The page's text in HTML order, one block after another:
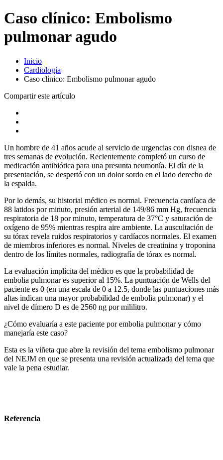
Caso clínico: Embolismo
pulmonar agudo
Inicio
Cardiología
Caso clínico: Embolismo pulmonar agudo
Compartir este artículo
Un hombre de 41 años acude al servicio de urgencias con disnea de
tres semanas de evolución. Recientemente completó un curso de
medicación antibiótica para una presunta neumonía. El día de la
presentación, se despertó con un dolor sordo en el lado derecho de
la espalda.
Por lo demás, su historial médico es normal. Frecuencia cardíaca de
88 latidos por minuto, presión arterial de 149/86 mm Hg, frecuencia
respiratoria de 18 por minuto, temperatura de 37°C y saturación de
oxígeno de 95% mientras respira aire ambiente. La auscultación de
su tórax revela ruidos respiratorios y cardíacos normales. El examen
de miembros inferiores es normal. Niveles de creatinina y troponina
dentro de los límites normales, radiografía de tórax es normal.
La evaluación implícita del médico es que la probabilidad de
embolia pulmonar es superior al 15%. La puntuación de Wells del
paciente es 0 (en una escala de 0 a 12.5, donde las puntuaciones más
altas indican una mayor probabilidad de embolia pulmonar) y el
nivel de dímero D es de 2560 ng por mililitro.
¿Cómo evaluaría a este paciente por embolia pulmonar y cómo
manejaría este caso?
Esta es la viñeta que abre la revisión del tema embolismo pulmonar
del NEJM en que se presenta una revisión actualizada del tema que
vale la pena estudiar.
Referencia